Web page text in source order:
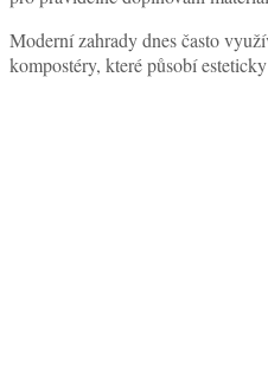
Moderní zahrady dnes často
kompostéry, které působí